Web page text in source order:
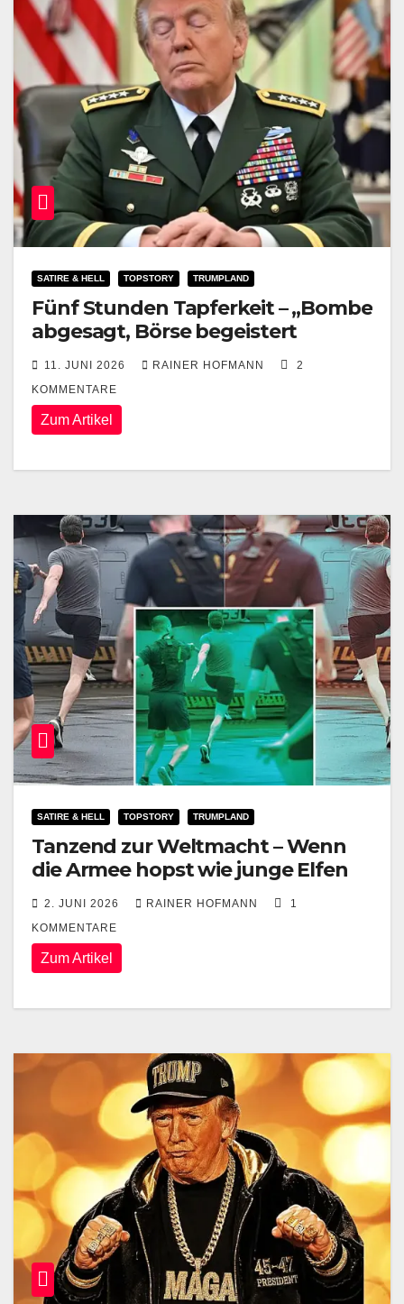
SATIRE & HELL TOPSTORY TRUMPLAND
Fünf Stunden Tapferkeit – „Bombe
abgesagt, Börse begeistert
11. JUNI 2026 RAINER HOFMANN
2
KOMMENTARE
Zum Artikel
SATIRE & HELL TOPSTORY TRUMPLAND
Tanzend zur Weltmacht – Wenn
die Armee hopst wie junge Elfen
2. JUNI 2026 RAINER HOFMANN
1
KOMMENTARE
Zum Artikel